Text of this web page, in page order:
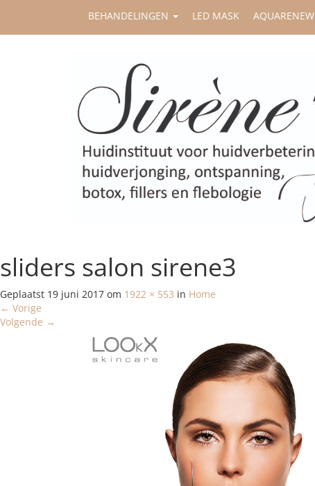
BEHANDELINGEN LED MASK AQUARENEW
sliders salon sirene3
Geplaatst 19 juni 2017 om 1922 × 553 in Home
← Vorige
Volgende →